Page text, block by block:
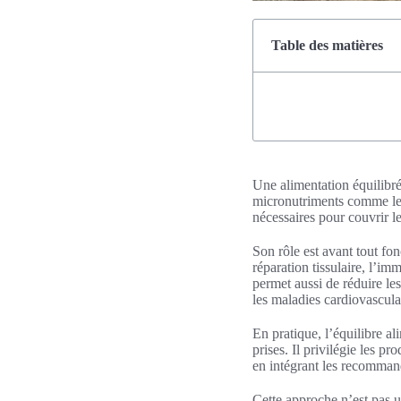
Table des matières
Une alimentation
micronutriments comme
nécessaires pour couvrir
Son rôle est avant tout
réparation tissulaire,
permet aussi de réduire
les maladies
En pratique, l’équilibre
prises. Il privilégie les
en intégrant les